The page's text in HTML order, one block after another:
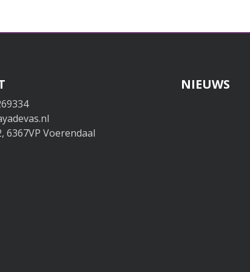
6367VP Voerendaal
NIEUWS